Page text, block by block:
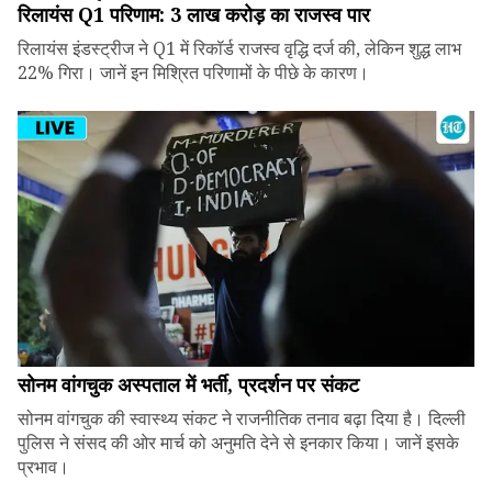
रिलायंस Q1 परिणाम: ₹3 लाख करोड़ का राजस्व पार
रिलायंस इंडस्ट्रीज ने Q1 में रिकॉर्ड राजस्व वृद्धि दर्ज की, लेकिन शुद्ध लाभ
22% गिरा। जानें इन मिश्रित परिणामों के पीछे के कारण।
सोनम वांगचुक अस्पताल में भर्ती, प्रदर्शन पर संकट
सोनम वांगचुक की स्वास्थ्य संकट ने राजनीतिक तनाव बढ़ा दिया है। दिल्ली
पुलिस ने संसद की ओर मार्च को अनुमति देने से इनकार किया। जानें इसके
प्रभाव।